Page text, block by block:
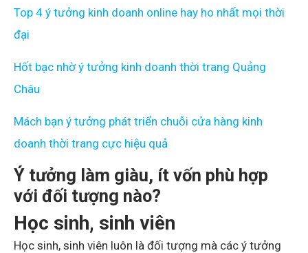
Top 4 ý tưởng kinh doanh online hay ho nhất mọi thời
đại
Hốt bạc nhờ ý tưởng kinh doanh thời trang Quảng
Châu
Mách bạn ý tưởng phát triển chuỗi cửa hàng kinh
doanh thời trang cực hiệu quả
Ý tưởng làm giàu, ít vốn phù hợp
với đối tượng nào?
Học sinh, sinh viên
Học sinh, sinh viên luôn là đối tượng mà các ý tưởng